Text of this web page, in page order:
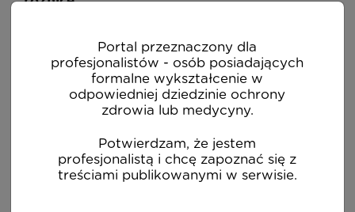
Omówienie deficjini biotyków, ich dawkowania oraz
sposobu wyboru odpowiedniego preparatu pod
względem jakości oraz postaci dostosowanej do
pacjenta.
Portal przeznaczony dla
profesjonalistów - osób posiadających
formalne wykształcenie w
odpowiedniej dziedzinie ochrony
zdrowia lub medycyny.
Potwierdzam, że jestem
profesjonalistą i chcę zapoznać się z
treściami publikowanymi w serwisie.